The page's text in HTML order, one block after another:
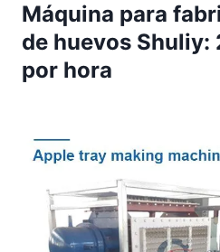
Máquina para
de huevos
por hora